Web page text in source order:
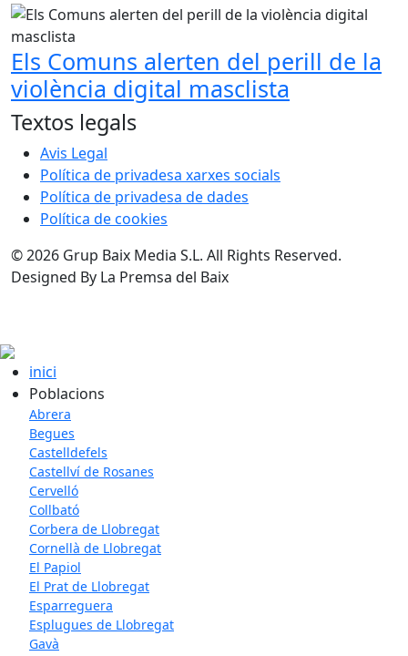
Els Comuns alerten del perill de la
violència digital masclista
Textos legals
Avis Legal
Política de privadesa xarxes socials
Política de privadesa de dades
Política de cookies
© 2026 Grup Baix Media S.L. All Rights Reserved.
Designed By La Premsa del Baix
inici
Poblacions
Abrera
Begues
Castelldefels
Castellví de Rosanes
Cervelló
Collbató
Corbera de Llobregat
Cornellà de Llobregat
El Papiol
El Prat de Llobregat
Esparreguera
Esplugues de Llobregat
Gavà